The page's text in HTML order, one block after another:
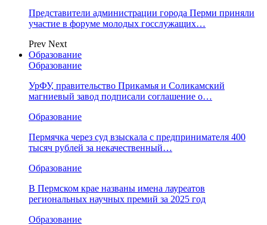
Представители администрации города Перми приняли
участие в форуме молодых госслужащих…
Prev Next
Образование
Образование
УрФУ, правительство Прикамья и Соликамский
магниевый завод подписали соглашение о…
Образование
Пермячка через суд взыскала с предпринимателя 400
тысяч рублей за некачественный…
Образование
В Пермском крае названы имена лауреатов
региональных научных премий за 2025 год
Образование